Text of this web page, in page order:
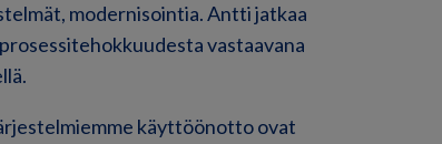
modernisointia. Antti jatkaa
vastaavana
käyttöönotto ovat